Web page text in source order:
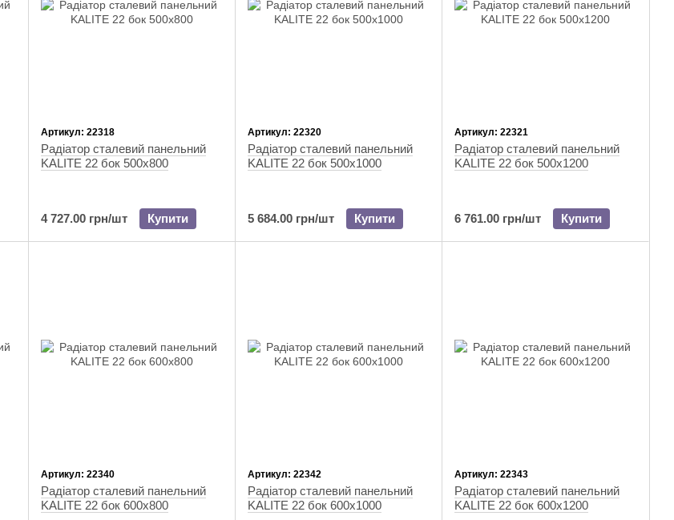
Артикул: 22318
Радіатор сталевий панельний
KALITE 22 бок 500x800
4 727.00 грн/шт Купити
Артикул: 22320
Радіатор сталевий панельний
KALITE 22 бок 500х1000
5 684.00 грн/шт Купити
Артикул: 22321
Радіатор сталевий панельний
KALITE 22 бок 500х1200
6 761.00 грн/шт Купити
Артикул: 22340
Радіатор сталевий панельний
KALITE 22 бок 600x800
Артикул: 22342
Радіатор сталевий панельний
KALITE 22 бок 600х1000
Артикул: 22343
Радіатор сталевий панельний
KALITE 22 бок 600х1200